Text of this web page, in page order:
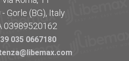
Gorle (BG), Italy
03989520162
035 0667180